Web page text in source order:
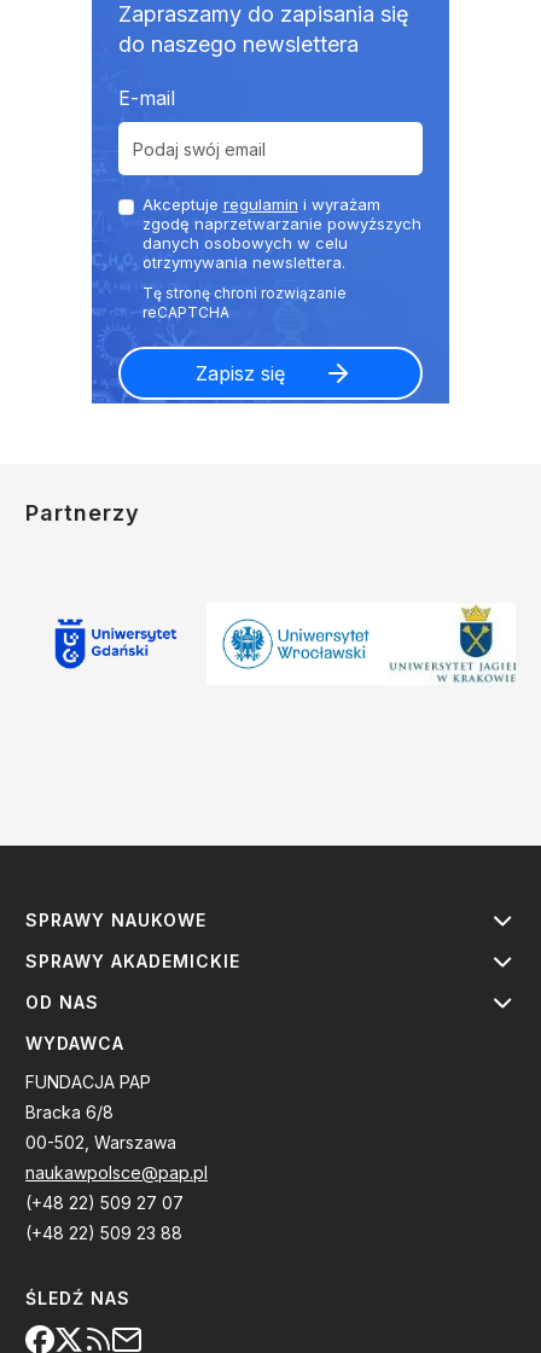
Zapraszamy do zapisania się
do naszego newslettera
E-mail
Akceptuje regulamin i wyrażam
zgodę naprzetwarzanie powyższych
danych osobowych w celu
otrzymywania newslettera.
Partnerzy
SPRAWY NAUKOWE
SPRAWY AKADEMICKIE
OD NAS
WYDAWCA
FUNDACJA PAP
Bracka 6/8
00-502, Warszawa
naukawpolsce@pap.pl
(+48 22) 509 27 07
(+48 22) 509 23 88
ŚLEDŹ NAS